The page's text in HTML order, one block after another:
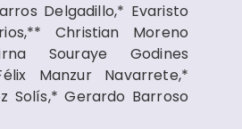
Delgadillo,* Evaristo
Christian Moreno
Souraye Godines
Manzur Navarrete,*
Solís,* Gerardo Barroso